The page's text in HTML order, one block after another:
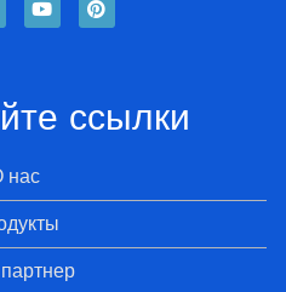
ссылки
нас